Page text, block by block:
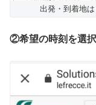
出発・到着地
②希望の時刻を選